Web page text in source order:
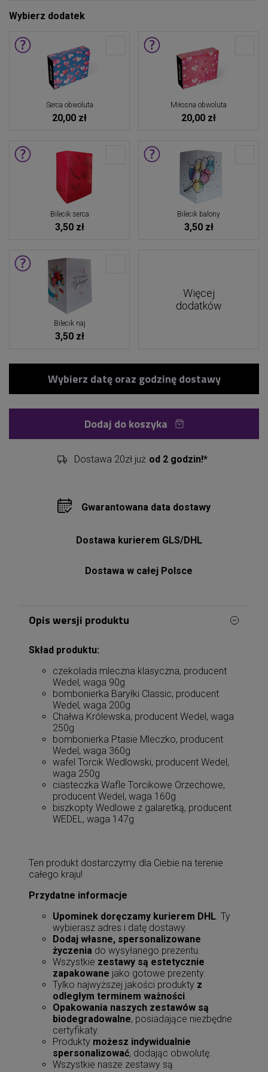
Wybierz dodatek
Serca obwoluta
20,00 zł
Miłosna obwoluta
20,00 zł
Bilecik serca
3,50 zł
Bilecik balony
3,50 zł
Bilecik naj
3,50 zł
Więcej
dodatków
Dodaj do koszyka
Dostawa 20zł już od 2 godzin!*
Gwarantowana data dostawy
Dostawa kurierem GLS/DHL
Dostawa w całej Polsce
Opis wersji produktu
Skład produktu:
czekolada mleczna klasyczna, producent
Wedel, waga 90g
bombonierka Baryłki Classic, producent
Wedel, waga 200g
Chałwa Królewska, producent Wedel, waga
250g
bombonierka Ptasie Mleczko, producent
Wedel, waga 360g
wafel Torcik Wedlowski, producent Wedel,
waga 250g
ciasteczka Wafle Torcikowe Orzechowe,
producent Wedel, waga 160g
biszkopty Wedlowe z galaretką, producent
WEDEL, waga 147g
Ten produkt dostarczymy dla Ciebie na terenie
całego kraju!
Przydatne informacje
Upominek doręczamy kurierem DHL. Ty
wybierasz adres i datę dostawy.
Dodaj własne, spersonalizowane
życzenia do wysyłanego prezentu.
Wszystkie zestawy są estetycznie
zapakowane jako gotowe prezenty.
Tylko najwyższej jakości produkty z
odległym terminem ważności.
Opakowania naszych zestawów są
biodegradowalne, posiadające niezbędne
certyfikaty.
Produkty możesz indywidualnie
spersonalizować, dodając obwolutę.
Wszystkie nasze zestawy są